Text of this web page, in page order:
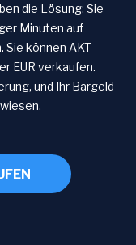
die Lösung: Sie
Minuten auf
Sie können AKT
EUR verkaufen.
und Ihr Bargeld